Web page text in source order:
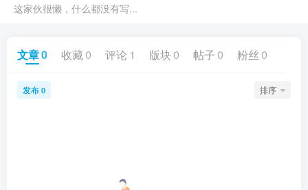
这家伙很懒，什么都没有写...
文章0 收藏 0 评论 1 版块 0 帖子 0 粉丝 0
发布 0 排序